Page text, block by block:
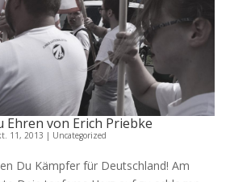
Ehren von Erich Priebke
11, 2013 | Uncategorized
Du Kämpfer für Deutschland! Am